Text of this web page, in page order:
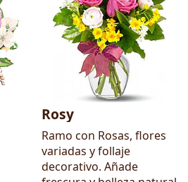
Rosy
Ramo con Rosas, flores
variadas y follaje
decorativo. Añade